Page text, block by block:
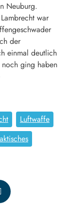
Neuburg.
war
der
einmal deutlich
noch ging haben
Luftwaffe